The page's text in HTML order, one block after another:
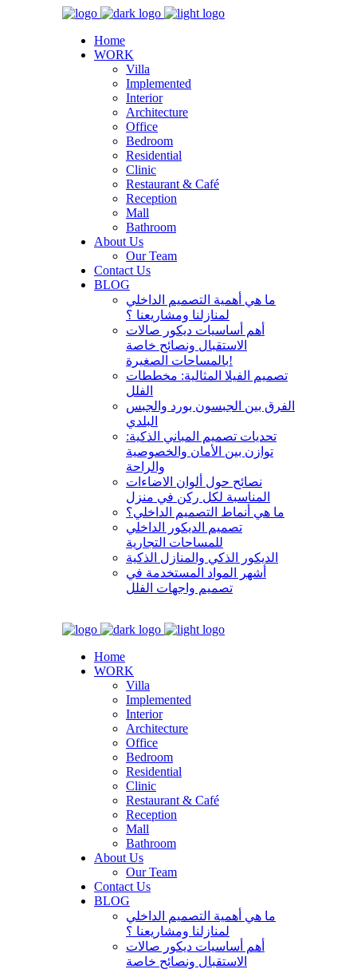
Home
WORK
Villa
Implemented
Interior
Architecture
Office
Bedroom
Residential
Clinic
Restaurant & Café
Reception
Mall
Bathroom
About Us
Our Team
Contact Us
BLOG
ما هي أهمية التصميم الداخلي
لمنازلنا ومشاريعنا ؟
أهم أساسيات ديكور صالات
الاستقبال ونصائح خاصة
بالمساحات الصغيرة!
تصميم الفيلا المثالية: مخططات
الفلل
الفرق بين الجبسون بورد والجبس
البلدي
تحديات تصميم المباني الذكية:
توازن بين الأمان والخصوصية
والراحة
نصائح حول ألوان الاضاءات
المناسبة لكل ركن في منزل
ما هي أنماط التصميم الداخلي؟
تصميم الديكور الداخلي
للمساحات التجارية
الديكور الذكي والمنازل الذكية
أشهر المواد المستخدمة في
تصميم واجهات الفلل
Home
WORK
Villa
Implemented
Interior
Architecture
Office
Bedroom
Residential
Clinic
Restaurant & Café
Reception
Mall
Bathroom
About Us
Our Team
Contact Us
BLOG
ما هي أهمية التصميم الداخلي
لمنازلنا ومشاريعنا ؟
أهم أساسيات ديكور صالات
الاستقبال ونصائح خاصة